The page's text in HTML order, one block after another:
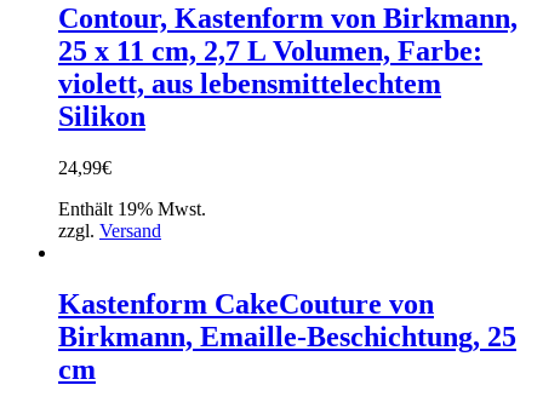
Contour, Kastenform von Birkmann,
25 x 11 cm, 2,7 L Volumen, Farbe:
violett, aus lebensmittelechtem
Silikon
24,99€
Enthält 19% Mwst.
zzgl. Versand
Kastenform CakeCouture von
Birkmann, Emaille-Beschichtung, 25
cm